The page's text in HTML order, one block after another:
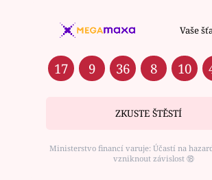
Vaše
17 9 36 8 10
ZKUSTE ŠTĚSTÍ
Ministerstvo financí varuje: Účastí na
vzniknout závislost ⑱